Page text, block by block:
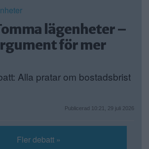
lägenheter –
för mer
Alla pratar om bostadsbrist
Publicerad 10:21, 29 juli 2026
Fler debatt »